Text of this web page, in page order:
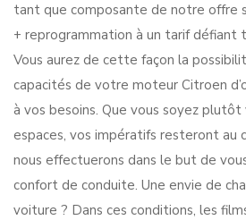
tant que composante de notre offre
+ reprogrammation à un tarif défiant
Vous aurez de cette façon la
capacités de votre moteur Citroen
à vos besoins. Que vous soyez plutôt
espaces, vos impératifs resteront au
nous effectuerons dans le but de
confort de conduite. Une envie de
voiture ? Dans ces conditions, les